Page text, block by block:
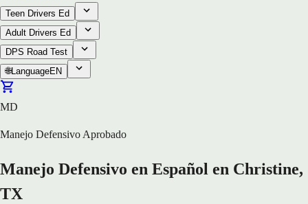
Teen Drivers Ed
Adult Drivers Ed
DPS Road Test
🌐LanguageEN
MD
Manejo Defensivo Aprobado
Manejo Defensivo en Español en Christine,
TX